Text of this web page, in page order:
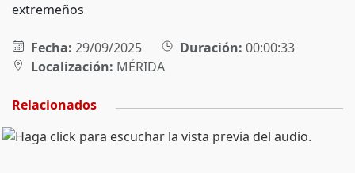
extremeños
Fecha: 29/09/2025 Duración: 00:00:33
Localización: MÉRIDA
Relacionados